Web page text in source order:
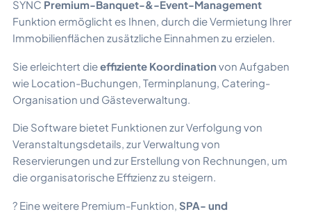
SYNC Premium-Banquet-&-Event-Management
Funktion ermöglicht es Ihnen, durch die Vermietung Ihrer
Immobilienflächen zusätzliche Einnahmen zu erzielen.
Sie erleichtert dieeffiziente Koordination von Aufgaben
wie Location-Buchungen, Terminplanung, Catering-
Organisation und Gästeverwaltung.
Die Software bietet Funktionen zur Verfolgung von
Veranstaltungsdetails, zur Verwaltung von
Reservierungen und zur Erstellung von Rechnungen, um
die organisatorische Effizienz zu steigern.
? Eine weitere Premium-Funktion, SPA- und